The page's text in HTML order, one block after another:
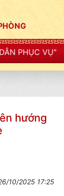
hướng
10/2025 17:25